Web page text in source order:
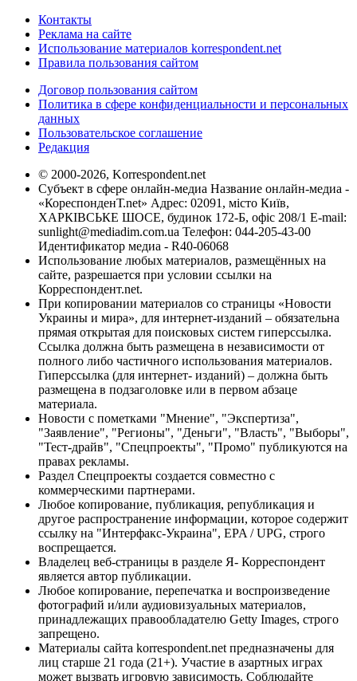
Контакты
Реклама на сайте
Использование материалов korrespondent.net
Правила пользования сайтом
Договор пользования сайтом
Политика в сфере конфиденциальности и персональных
данных
Пользовательское соглашение
Редакция
© 2000-2026, Korrespondent.net
Субъект в сфере онлайн-медиа Название онлайн-медиа -
«КореспонденТ.net» Адрес: 02091, місто Київ,
ХАРКІВСЬКЕ ШОСЕ, будинок 172-Б, офіс 208/1 E-mail:
sunlight@mediadim.com.ua Телефон: 044-205-43-00
Идентификатор медиа - R40-06068
Использование любых материалов, размещённых на
сайте, разрешается при условии ссылки на
Корреспондент.net.
При копировании материалов со страницы «Новости
Украины и мира», для интернет-изданий – обязательна
прямая открытая для поисковых систем гиперссылка.
Ссылка должна быть размещена в независимости от
полного либо частичного использования материалов.
Гиперссылка (для интернет- изданий) – должна быть
размещена в подзаголовке или в первом абзаце
материала.
Новости с пометками "Мнение", "Экспертиза",
"Заявление", "Регионы", "Деньги", "Власть", "Выборы",
"Тест-драйв", "Спецпроекты", "Промо" публикуются на
правах рекламы.
Раздел Спецпроекты создается совместно с
коммерческими партнерами.
Любое копирование, публикация, републикация и
другое распространение информации, которое содержит
ссылку на "Интерфакс-Украина", EPA / UPG, строго
воспрещается.
Владелец веб-страницы в разделе Я- Корреспондент
является автор публикации.
Любое копирование, перепечатка и воспроизведение
фотографий и/или аудиовизуальных материалов,
принадлежащих правообладателю Getty Images, строго
запрещено.
Материалы сайта korrespondent.net предназначены для
лиц старше 21 года (21+). Участие в азартных играх
может вызвать игровую зависимость. Соблюдайте